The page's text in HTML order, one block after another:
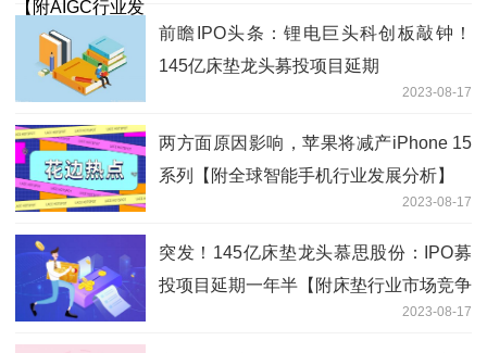
前瞻IPO头条：锂电巨头科创板敲钟！
145亿床垫龙头募投项目延期
2023-08-17
两方面原因影响，苹果将减产iPhone 15
系列【附全球智能手机行业发展分析】
2023-08-17
突发！145亿床垫龙头慕思股份：IPO募
投项目延期一年半【附床垫行业市场竞争
2023-08-17